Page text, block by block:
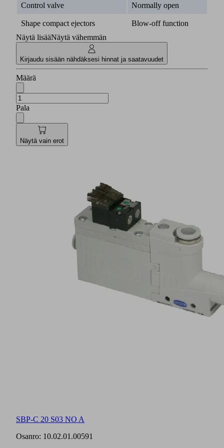
Control valve Normally open
Shape compact ejectors
Blow-off function
Näytä lisääNäytä vähemmän
Kirjaudu sisään nähdäksesi hinnat ja saatavuudet
Määrä
Pala
Näytä vain erot
SBP-C 20 S03 NO A
Osanro: 10.02.01.00591